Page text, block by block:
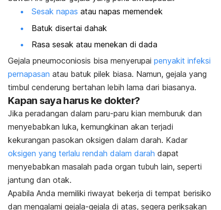
Sesak napas atau napas memendek
Batuk disertai dahak
Rasa sesak atau menekan di dada
Gejala pneumoconiosis bisa menyerupai penyakit infeksi
pernapasan atau batuk pilek biasa. Namun, gejala yang
timbul cenderung bertahan lebih lama dari biasanya.
Kapan saya harus ke dokter?
Jika peradangan dalam paru-paru kian memburuk dan
menyebabkan luka, kemungkinan akan terjadi
kekurangan pasokan oksigen dalam darah. Kadar
oksigen yang terlalu rendah dalam darah dapat
menyebabkan masalah pada organ tubuh lain, seperti
jantung dan otak.
Apabila Anda memiliki riwayat bekerja di tempat berisiko
dan mengalami gejala-gejala di atas, segera periksakan